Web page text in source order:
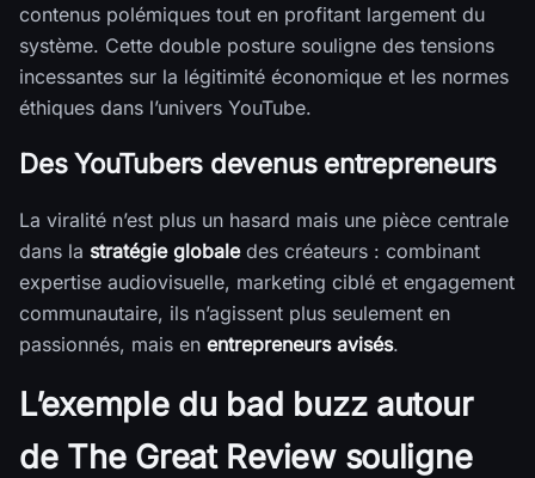
contenus polémiques tout en profitant largement du
système. Cette double posture souligne des tensions
incessantes sur la légitimité économique et les normes
éthiques dans l’univers YouTube.
Des YouTubers devenus entrepreneurs
La viralité n’est plus un hasard mais une pièce centrale
dans la stratégie globaledes créateurs : combinant
expertise audiovisuelle, marketing ciblé et engagement
communautaire, ils n’agissent plus seulement en
passionnés, mais en entrepreneurs avisés.
L’exemple du bad buzz autour
de The Great Review souligne